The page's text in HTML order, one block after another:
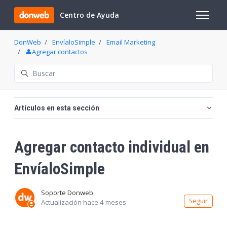
Saltar al contenido principal
Centro de Ayuda
Abrir/
DonWeb EnvíaloSimple
Email Marketing
👤Agregar contactos
Búsqueda
Agregar contacto individual en
EnvíaloSimple
Soporte Donweb
Actualización hace 4 meses Seguir
Artículos en esta sección